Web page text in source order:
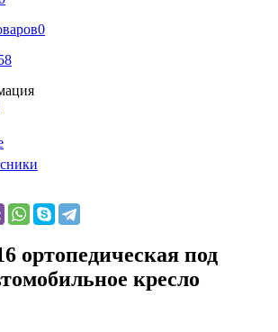
0
ортопедическая под
кресло